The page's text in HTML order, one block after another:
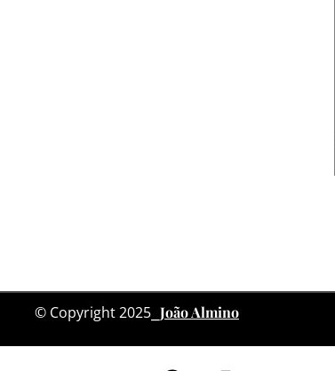
© Copyright 2025 João Almino